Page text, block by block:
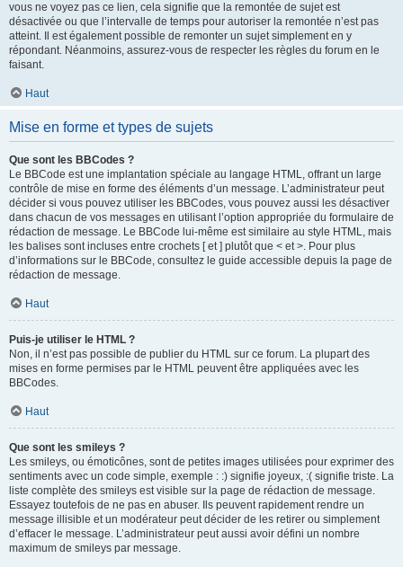
vous ne voyez pas ce lien, cela signifie que la remontée de sujet est
désactivée ou que l’intervalle de temps pour autoriser la remontée n’est pas
atteint. Il est également possible de remonter un sujet simplement en y
répondant. Néanmoins, assurez-vous de respecter les règles du forum en le
faisant.
Haut
Mise en forme et types de sujets
Que sont les BBCodes ?
Le BBCode est une implantation spéciale au langage HTML, offrant un large
contrôle de mise en forme des éléments d’un message. L’administrateur peut
décider si vous pouvez utiliser les BBCodes, vous pouvez aussi les désactiver
dans chacun de vos messages en utilisant l’option appropriée du formulaire de
rédaction de message. Le BBCode lui-même est similaire au style HTML, mais
les balises sont incluses entre crochets [ et ] plutôt que < et >. Pour plus
d’informations sur le BBCode, consultez le guide accessible depuis la page de
rédaction de message.
Haut
Puis-je utiliser le HTML ?
Non, il n’est pas possible de publier du HTML sur ce forum. La plupart des
mises en forme permises par le HTML peuvent être appliquées avec les
BBCodes.
Haut
Que sont les smileys ?
Les smileys, ou émoticônes, sont de petites images utilisées pour exprimer des
sentiments avec un code simple, exemple : :) signifie joyeux, :( signifie triste. La
liste complète des smileys est visible sur la page de rédaction de message.
Essayez toutefois de ne pas en abuser. Ils peuvent rapidement rendre un
message illisible et un modérateur peut décider de les retirer ou simplement
d’effacer le message. L’administrateur peut aussi avoir défini un nombre
maximum de smileys par message.